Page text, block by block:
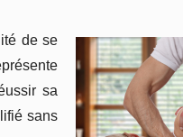
de se
sa
sans